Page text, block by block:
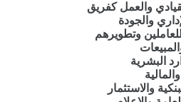
والعمل كفريق
والجودة
وتطويرهم
البشرية
والاستثمار